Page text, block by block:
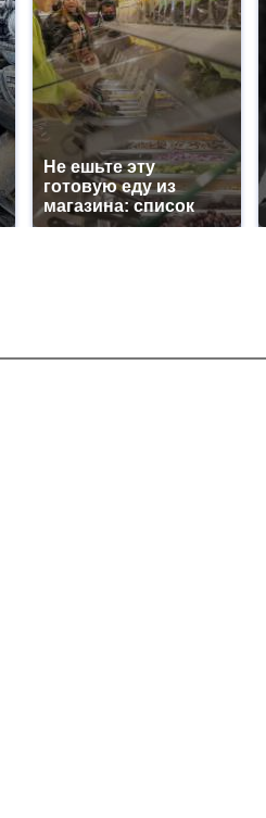
Не ешьте эту
готовую еду из
магазина: список